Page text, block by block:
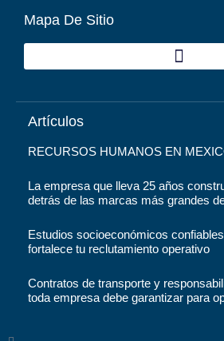
Mapa De Sitio
Artículos
RECURSOS HUMANOS EN
La empresa que lleva 25 años
detrás de las marcas más grandes
Estudios socioeconómicos
fortalece tu reclutamiento operativo
Contratos de transporte y
toda empresa debe garantizar para